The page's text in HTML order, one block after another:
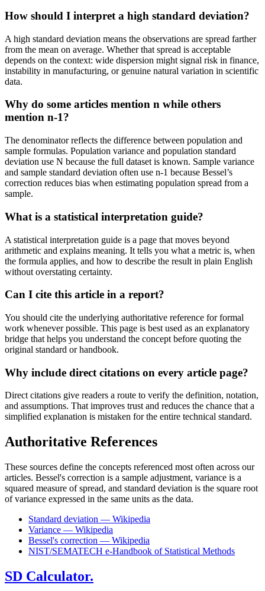
How should I interpret a high standard deviation?
A high standard deviation means the observations are spread farther
from the mean on average. Whether that spread is acceptable
depends on the context: wide dispersion might signal risk in finance,
instability in manufacturing, or genuine natural variation in scientific
data.
Why do some articles mention n while others
mention n-1?
The denominator reflects the difference between population and
sample formulas. Population variance and population standard
deviation use N because the full dataset is known. Sample variance
and sample standard deviation often use n-1 because Bessel’s
correction reduces bias when estimating population spread from a
sample.
What is a statistical interpretation guide?
A statistical interpretation guide is a page that moves beyond
arithmetic and explains meaning. It tells you what a metric is, when
the formula applies, and how to describe the result in plain English
without overstating certainty.
Can I cite this article in a report?
You should cite the underlying authoritative reference for formal
work whenever possible. This page is best used as an explanatory
bridge that helps you understand the concept before quoting the
original standard or handbook.
Why include direct citations on every article page?
Direct citations give readers a route to verify the definition, notation,
and assumptions. That improves trust and reduces the chance that a
simplified explanation is mistaken for the entire technical standard.
Authoritative References
These sources define the concepts referenced most often across our
articles. Bessel's correction is a sample adjustment, variance is a
squared measure of spread, and standard deviation is the square root
of variance expressed in the same units as the data.
Standard deviation — Wikipedia
Variance — Wikipedia
Bessel's correction — Wikipedia
NIST/SEMATECH e-Handbook of Statistical Methods
SD Calculator.